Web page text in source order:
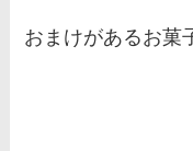
おまけがあるお菓